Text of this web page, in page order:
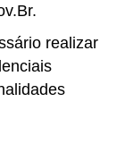
realizar